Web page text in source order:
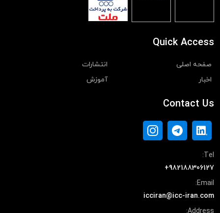
Quick Access
صفحه اصلی
انتشارات
اخبار
آموزش
Contact Us
Tel:
+982188306127
Email:
icciran@icc-iran.com